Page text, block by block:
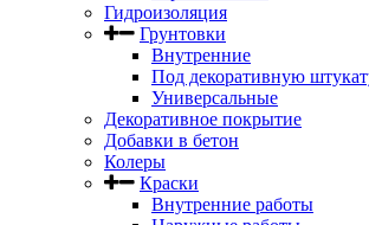
Гидроизоляция
Грунтовки
Внутренние
Под декоративную
Универсальные
Декоративное покрытие
Добавки в бетон
Колеры
Краски
Внутренние работы